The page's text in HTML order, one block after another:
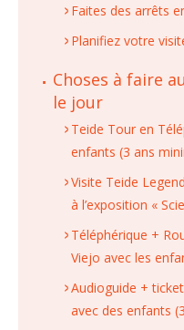
Faites des arrêts
Planifiez votre
Choses à faire
le jour
Teide Tour en
enfants (3 ans
Visite Teide
à l’exposition «
Téléphérique +
Viejo avec les
Audioguide +
avec des enfants